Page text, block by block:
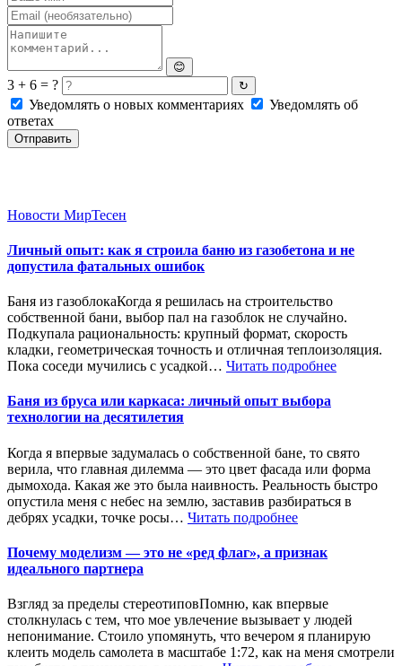
😊
3 + 6 = ? ↻
Уведомлять о новых комментариях
Уведомлять об
ответах
Отправить
Новости МирТесен
Личный опыт: как я строила баню из газобетона и не
допустила фатальных ошибок
Баня из газоблокаКогда я решилась на строительство
собственной бани, выбор пал на газоблок не случайно.
Подкупала рациональность: крупный формат, скорость
кладки, геометрическая точность и отличная теплоизоляция.
Пока соседи мучились с усадкой… Читать подробнее
Баня из бруса или каркаса: личный опыт выбора
технологии на десятилетия
Когда я впервые задумалась о собственной бане, то свято
верила, что главная дилемма — это цвет фасада или форма
дымохода. Какая же это была наивность. Реальность быстро
опустила меня с небес на землю, заставив разбираться в
дебрях усадки, точке росы… Читать подробнее
Почему моделизм — это не «ред флаг», а признак
идеального партнера
Взгляд за пределы стереотиповПомню, как впервые
столкнулась с тем, что мое увлечение вызывает у людей
непонимание. Стоило упомянуть, что вечером я планирую
клеить модель самолета в масштабе 1:72, как на меня смотрели